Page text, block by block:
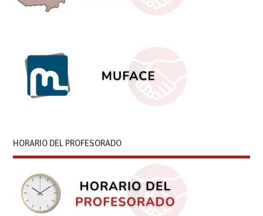
HORARIO DEL PROFESORADO